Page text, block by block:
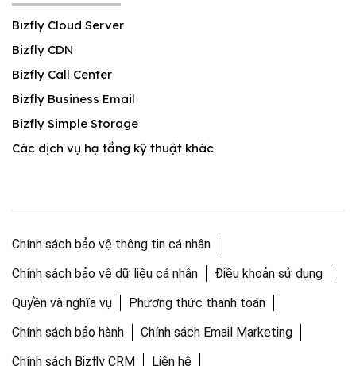
Bizfly Cloud Server
Bizfly CDN
Bizfly Call Center
Bizfly Business Email
Bizfly Simple Storage
Các dịch vụ hạ tầng kỹ thuật khác
Chính sách bảo vệ thông tin cá nhân
Chính sách bảo vệ dữ liệu cá nhân
Điều khoản sử dụng
Quyền và nghĩa vụ
Phương thức thanh toán
Chính sách bảo hành
Chính sách Email Marketing
Chính sách Bizfly CRM
Liên hệ